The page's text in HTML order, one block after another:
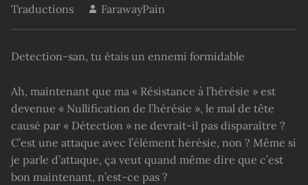
Traductions
FarawayPain
Detection-san, tu étais un ennemi formidable
Ah, maintenant que ma « Résistance à l’hérésie » est
devenue « Nullification de l’hérésie », le mal de tête
causé par « Détection » ne devrait-il pas disparaître ?
C’est une attaque avec l’élément hérésie, non ? Même si
je parle d’attaque, ça veut quand même dire que c’est
bon maintenant, n’est-ce pas ?